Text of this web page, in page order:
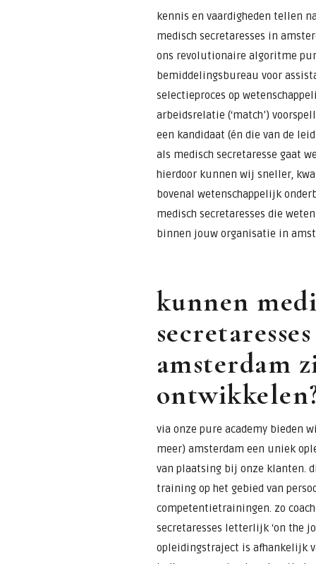
kennis en vaardigheden tellen
medisch secretaresses in
ons revolutionaire algoritme
bemiddelingsbureau voor
selectieproces op
arbeidsrelatie (‘match’)
een kandidaat (én die van de
als medisch secretaresse gaat
hierdoor kunnen wij sneller,
bovenal wetenschappelijk
medisch secretaresses die
binnen jouw organisatie in
kunnen
amsterdam
via onze pure academy bieden
meer) amsterdam een uniek
van plaatsing bij onze klanten.
training op het gebied van
competentietrainingen. zo
secretaresses letterlijk ‘on the
opleidingstraject is afhankelijk